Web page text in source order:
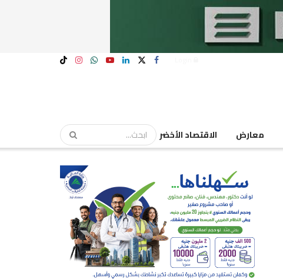
معارض الاقتصاد الأخضر